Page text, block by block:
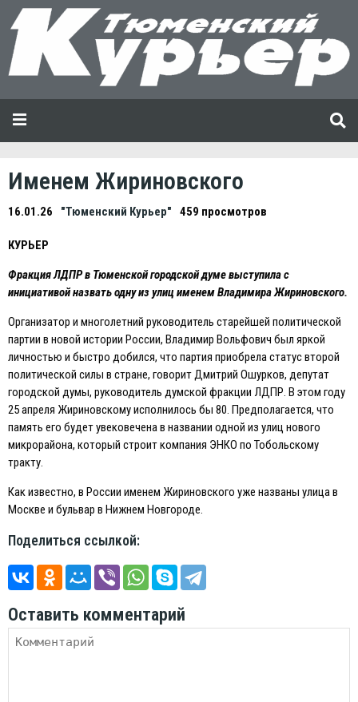
Именем Жириновского
16.01.26 "Тюменский Курьер" 459 просмотров
КУРЬEР
Фракция ЛДПР в Тюменской городской думе выступила с
инициативой назвать одну из улиц именем Владимира Жириновского.
Организатор и многолетний руководитель старейшей политической
партии в новой истории России, Владимир Вольфович был яркой
личностью и быстро добился, что партия приобрела статус второй
политической силы в стране, говорит Дмитрий Ошурков, депутат
городской думы, руководитель думской фракции ЛДПР. В этом году
25 апреля Жириновскому исполнилось бы 80. Предполагается, что
память его будет увековечена в названии одной из улиц нового
микрорайона, который строит компания ЭНКО по Тобольскому
тракту.
Как известно, в России именем Жириновского уже названы улица в
Москве и бульвар в Нижнем Новгороде.
Поделиться ссылкой:
Оставить комментарий